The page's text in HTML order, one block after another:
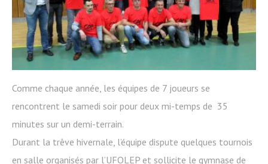
Comme chaque année, les équipes de 7 joueurs se
rencontrent le samedi soir pour deux mi-temps de 35
minutes sur un demi-terrain.
Durant la trêve hivernale, l’équipe dispute quelques tournois
en salle organisés par l’UFOLEP et sollicite le gymnase de